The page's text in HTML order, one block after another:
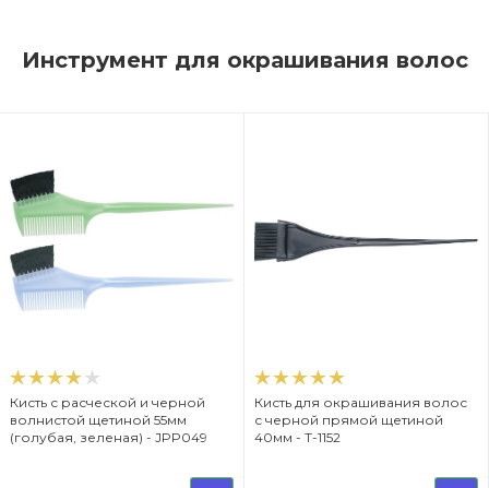
Инструмент для окрашивания волос
Кисть с расческой и черной
волнистой щетиной 55мм
(голубая, зеленая) - JPP049
Кисть для окрашивания волос
с черной прямой щетиной
40мм - T-1152